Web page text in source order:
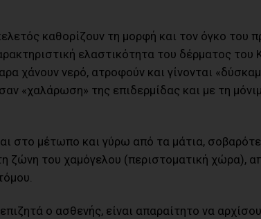
καθορίζουν τη μορφή και τον όγκο του
ελαστικότητα του δέρματος του
χάνουν νερό, ατροφούν και γίνονται
«χαλάρωση» της επιδερμίδας και με τη
στο μέτωπο και γύρω από τα μάτια,
του χαμόγελου (περιστοματική χώρα),
ο ασθενής, είναι απαραίτητο να